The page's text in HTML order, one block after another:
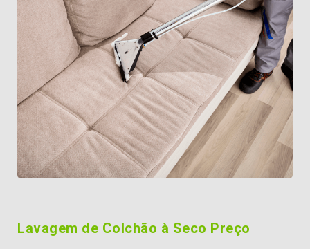
Lavagem de Colchão à Seco Preço